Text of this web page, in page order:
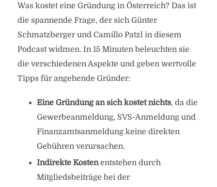
Was kostet eine Gründung in Österreich? Das ist
die spannende Frage, der sich Günter
Schmatzberger und Camillo Patzl in diesem
Podcast widmen. In 15 Minuten beleuchten sie
die verschiedenen Aspekte und geben wertvolle
Tipps für angehende Gründer:
Eine Gründung an sich kostet nichts, da die
Gewerbeanmeldung, SVS-Anmeldung und
Finanzamtsanmeldung keine direkten
Gebühren verursachen.
Indirekte Kostenentstehen durch
Mitgliedsbeiträge bei der